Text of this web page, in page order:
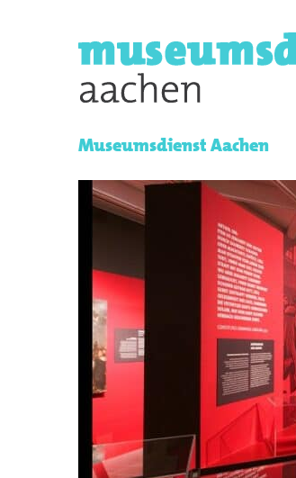
Museumsdienst Aachen